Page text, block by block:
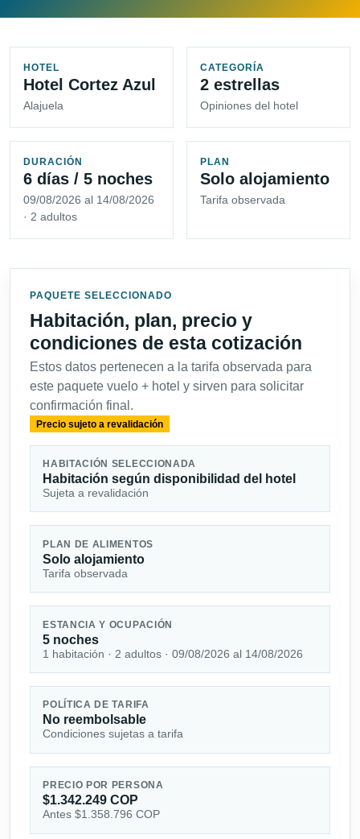
HOTEL
Hotel Cortez Azul
Alajuela
CATEGORÍA
2 estrellas
Opiniones del hotel
DURACIÓN
6 días / 5 noches
09/08/2026 al 14/08/2026
· 2 adultos
PLAN
Solo alojamiento
Tarifa observada
PAQUETE SELECCIONADO
Habitación, plan, precio y
condiciones de esta cotización
Estos datos pertenecen a la tarifa observada para
este paquete vuelo + hotel y sirven para solicitar
confirmación final.
Precio sujeto a revalidación
HABITACIÓN SELECCIONADA
Habitación según disponibilidad del hotel
Sujeta a revalidación
PLAN DE ALIMENTOS
Solo alojamiento
Tarifa observada
ESTANCIA Y OCUPACIÓN
5 noches
1 habitación · 2 adultos · 09/08/2026 al 14/08/2026
POLÍTICA DE TARIFA
No reembolsable
Condiciones sujetas a tarifa
PRECIO POR PERSONA
$1.342.249 COP
Antes $1.358.796 COP